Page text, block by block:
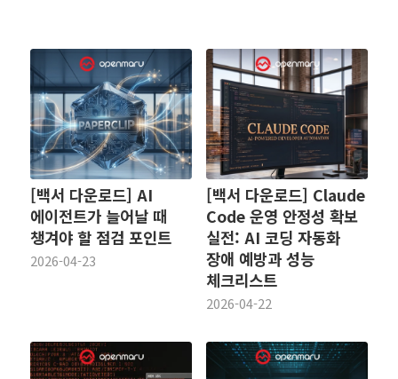
[백서 다운로드] AI
에이전트가 늘어날 때
챙겨야 할 점검 포인트
2026-04-23
[백서 다운로드] Claude
Code 운영 안정성 확보
실전: AI 코딩 자동화
장애 예방과 성능
체크리스트
2026-04-22